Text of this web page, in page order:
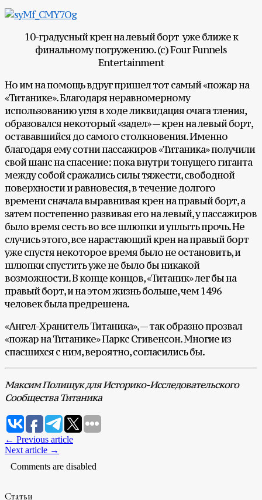
10-градусный крен на левый борт уже ближе к
финальному погружению. (с) Four Funnels
Entertainment
Но им на помощь вдруг пришел тот самый «пожар на
«Титанике». Благодаря неравномерному
использованию угля в ходе ликвидация очага тления,
образовался некоторый «задел» — крен на левый борт,
остававшийся до самого столкновения. Именно
благодаря ему сотни пассажиров «Титаника» получили
свой шанс на спасение: пока внутри тонущего гиганта
между собой сражались силы тяжести, свободной
поверхности и равновесия, в течение долгого
времени сначала выравнивая крен на правый борт, а
затем постепенно развивая его на левый, у пассажиров
было время сесть во все шлюпки и уплыть прочь. Не
случись этого, все нарастающий крен на правый борт
уже спустя некоторое время было не остановить, и
шлюпки спустить уже не было бы никакой
возможности. В конце концов, «Титаник» лег бы на
правый борт, и на этом жизнь больше, чем 1496
человек была предрешена.
«Ангел-Хранитель Титаника», — так образно прозвал
«пожар на Титанике» Паркс Стивенсон. Многие из
спасшихся с ним, вероятно, согласились бы.
Максим Полищук для Историко-Исследовательского
Сообщества Титаника
← Previous article
Next article →
Comments are disabled
Статьи